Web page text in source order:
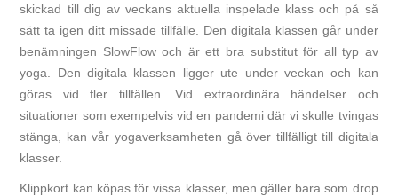
skickad till dig av veckans aktuella inspelade klass och på så
sätt ta igen ditt missade tillfälle. Den digitala klassen går under
benämningen SlowFlow och är ett bra substitut för all typ av
yoga. Den digitala klassen ligger ute under veckan och kan
göras vid fler tillfällen. Vid extraordinära händelser och
situationer som exempelvis vid en pandemi där vi skulle tvingas
stänga, kan vår yogaverksamheten gå över tillfälligt till digitala
klasser.
Klippkort kan köpas för vissa klasser, men gäller bara som drop